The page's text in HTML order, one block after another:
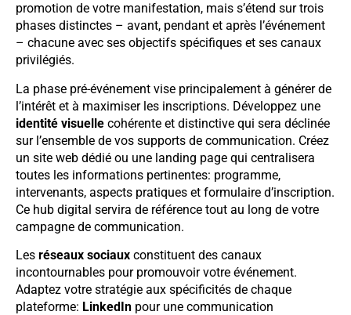
promotion de votre manifestation, mais s’étend sur trois
phases distinctes – avant, pendant et après l’événement
– chacune avec ses objectifs spécifiques et ses canaux
privilégiés.
La phase pré-événement vise principalement à générer de
l’intérêt et à maximiser les inscriptions. Développez une
identité visuelle cohérente et distinctive qui sera déclinée
sur l’ensemble de vos supports de communication. Créez
un site web dédié ou une landing page qui centralisera
toutes les informations pertinentes: programme,
intervenants, aspects pratiques et formulaire d’inscription.
Ce hub digital servira de référence tout au long de votre
campagne de communication.
Les réseaux sociaux constituent des canaux
incontournables pour promouvoir votre événement.
Adaptez votre stratégie aux spécificités de chaque
plateforme: LinkedIn pour une communication